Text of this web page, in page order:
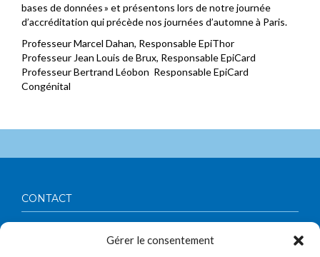
Gérer le consentement
bases de données » et présentons lors de notre journée
d’accréditation qui précède nos journées d’automne à Paris.
Professeur Marcel Dahan, Responsable EpiThor
Professeur Jean Louis de Brux, Responsable EpiCard
Professeur Bertrand Léobon Responsable EpiCard
Congénital
CONTACT
Vasculaire